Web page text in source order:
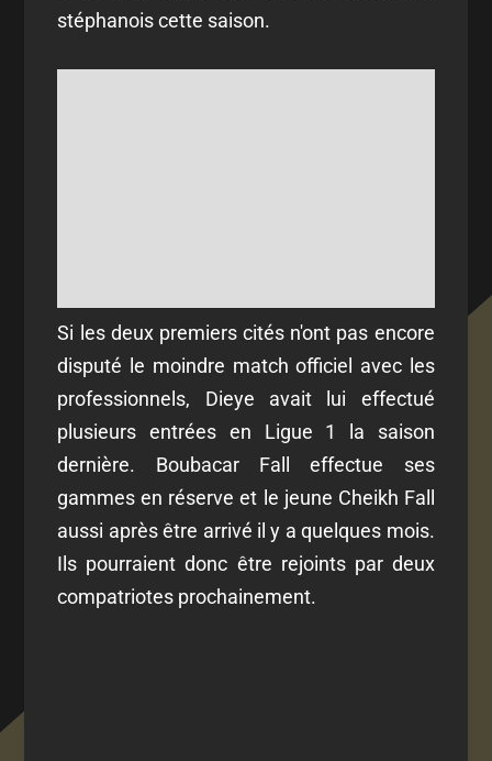
stéphanois cette saison.
Si les deux premiers cités n'ont pas encore
disputé le moindre match officiel avec les
professionnels, Dieye avait lui effectué
plusieurs entrées en Ligue 1 la saison
dernière. Boubacar Fall effectue ses
gammes en réserve et le jeune Cheikh Fall
aussi après être arrivé il y a quelques mois.
Ils pourraient donc être rejoints par deux
compatriotes prochainement.